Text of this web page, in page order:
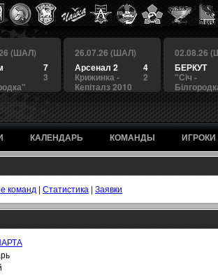
(ШАЛ)
7
3
26.07.26 (ШАЛ)
4
Арсенал 2
2
Крижинка -
Кепіталз 2010
02.08.26
БЕРКУТ
"Сiч -
КАЛЕНДАРЬ КОМАНДЫ ИГРОКИ
команд | Статистика | Заявки